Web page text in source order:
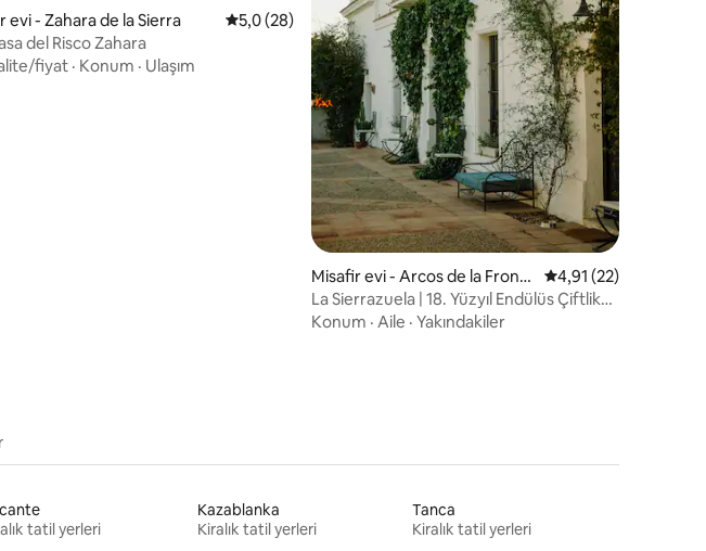
4,91 puan, 69 değerlendirme
evi - Zahara de la Sierra 5 üzerinden ortalama 5,0 puan, 28 değerlendirme
5,0 (28)
del Risco Zahara
fiyat · Konum · Ulaşım
Misafir evi - Arcos de la Fronte
ra
5 üzerinden
4,91 (22)
La Sierrazuela | 18. Yüzyıl Endülüs Çiftlik
Evi
Konum · Aile · Yakındakiler
tatil yerleri
Kazablanka
Kiralık tatil yerleri
Tanca
Kiralık tatil yerleri